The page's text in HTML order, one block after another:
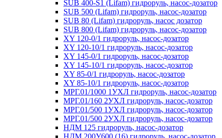
SUB 400-S1 (Lifam) гидроруль, насос-дозатор
SUB 500 (Lifam) гидроруль, насос-дозатор
SUB 80 (Lifam) гидроруль, насос дозатор
SUB 800 (Lifam) гидроруль, насос-дозатор
XY 120-0/1 гидроруль, насос-дозатор
XY 120-10/1 гидроруль, насос-дозатор
XY 145-0/1 гидроруль, насос-дозатор
XY 145-10/1 гидроруль, насос-дозатор
XY 85-0/1 гидроруль, насос-дозатор
XY 85-10/1 гидроруль, насос-дозатор
МРГ.01/1000 1УХЛ гидроруль, насос-дозатор
МРГ.01/160 2УХЛ гидроруль, насос-дозатор
МРГ.01/500 1УХЛ гидроруль, насос-дозатор
МРГ.01/500 2УХЛ гидроруль, насос-дозатор
НДМ 125 гидроруль, насос-дозатор
НДМ 200У600 (16) гидроруль, насос-дозатор